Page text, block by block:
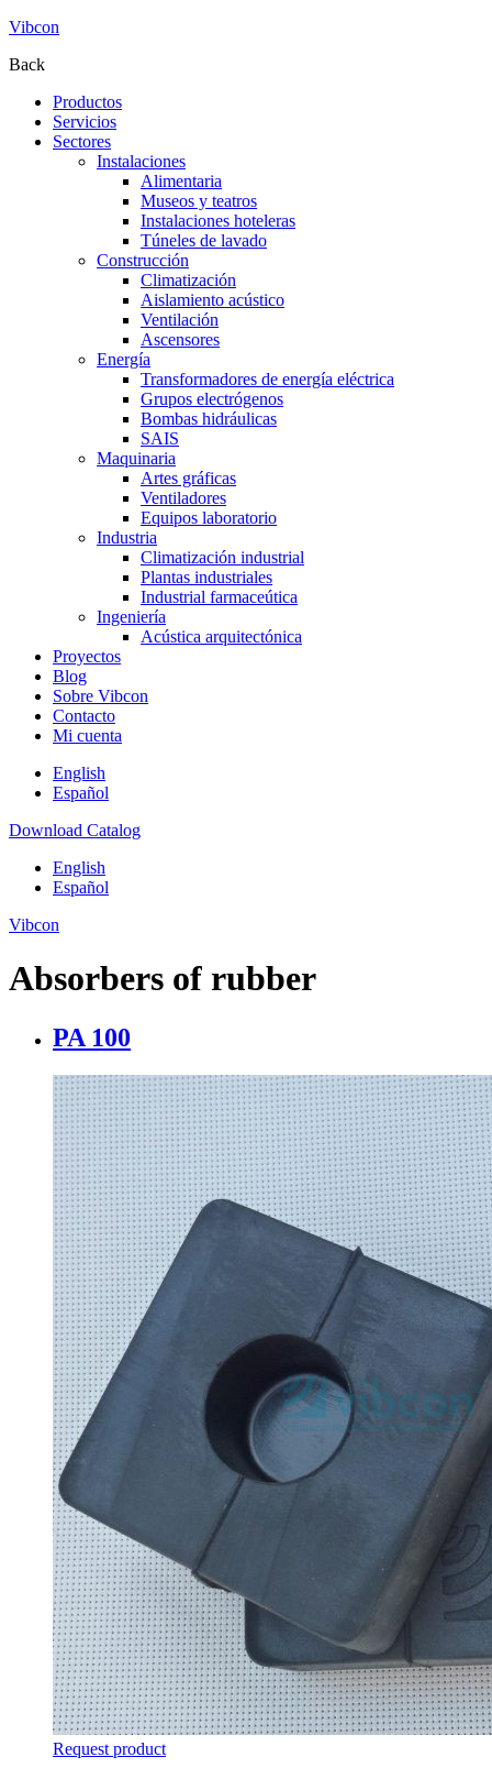
Vibcon
Back
Productos
Servicios
Sectores
Instalaciones
Alimentaria
Museos y teatros
Instalaciones hoteleras
Túneles de lavado
Construcción
Climatización
Aislamiento acústico
Ventilación
Ascensores
Energía
Transformadores de energía eléctrica
Grupos electrógenos
Bombas hidráulicas
SAIS
Maquinaria
Artes gráficas
Ventiladores
Equipos laboratorio
Industria
Climatización industrial
Plantas industriales
Industrial farmaceútica
Ingeniería
Acústica arquitectónica
Proyectos
Blog
Sobre Vibcon
Contacto
Mi cuenta
English
Español
Download Catalog
English
Español
Vibcon
Absorbers of rubber
PA 100
Request product